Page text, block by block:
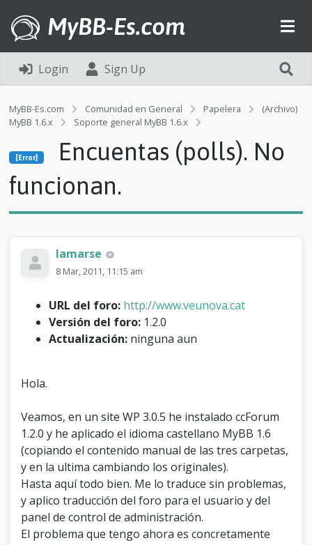
MyBB-Es.com
Login Sign Up
MyBB-Es.com Comunidad en General Papelera
(Archivo)
MyBB 1.6.x
Soporte general MyBB 1.6.x
E
n
n
a
l
u
c
i
o
n
a
n
[Error]
Encuentas (polls). No
funcionan.
lamarse
8 Mar, 2011, 11:15 am
URL del foro: http://www.veunova.cat
Versión del foro: 1.2.0
Actualización: ninguna aun
Hola.
Veamos, en un site WP 3.0.5 he instalado ccForum
1.2.0 y he aplicado el idioma castellano MyBB 1.6
(copiando el contenido manual de las tres carpetas,
y en la ultima cambiando los originales).
Hasta aquí todo bien. Me lo traduce sin problemas,
y aplico traducción del foro para el usuario y del
panel de control de administración.
El problema que tengo ahora es concretamente